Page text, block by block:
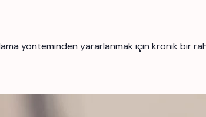
yönteminden yararlanmak için kronik bir